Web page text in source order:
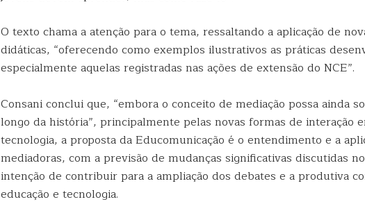
O texto chama a atenção para o tema, ressaltando a aplicação de
didáticas, “oferecendo como exemplos ilustrativos as práticas
especialmente aquelas registradas nas ações de extensão do NCE”.
Consani conclui que, “embora o conceito de mediação possa ainda
longo da história”, principalmente pelas novas formas de interação
tecnologia, a proposta da Educomunicação é o entendimento e a
mediadoras, com a previsão de mudanças significativas discutidas
intenção de contribuir para a ampliação dos debates e a produtiva
educação e tecnologia.